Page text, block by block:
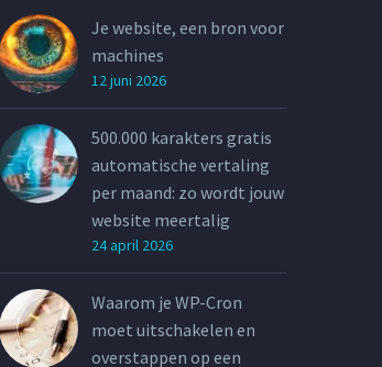
Je website, een bron voor
machines
12 juni 2026
500.000 karakters gratis
automatische vertaling
per maand: zo wordt jouw
website meertalig
24 april 2026
Waarom je WP-Cron
moet uitschakelen en
overstappen op een